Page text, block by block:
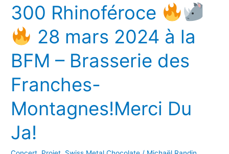
300 Rhinoféroce
28 mars 2024 à la
BFM – Brasserie des
Franches-
Montagnes!Merci Du
Ja!